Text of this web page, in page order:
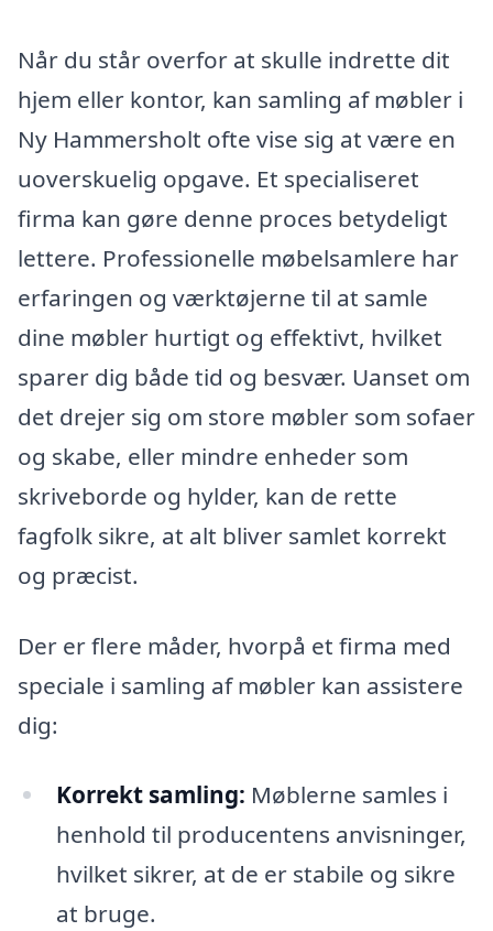
Når du står overfor at skulle indrette dit
hjem eller kontor, kan samling af møbler i
Ny Hammersholt ofte vise sig at være en
uoverskuelig opgave. Et specialiseret
firma kan gøre denne proces betydeligt
lettere. Professionelle møbelsamlere har
erfaringen og værktøjerne til at samle
dine møbler hurtigt og effektivt, hvilket
sparer dig både tid og besvær. Uanset om
det drejer sig om store møbler som sofaer
og skabe, eller mindre enheder som
skriveborde og hylder, kan de rette
fagfolk sikre, at alt bliver samlet korrekt
og præcist.
Der er flere måder, hvorpå et firma med
speciale i samling af møbler kan assistere
dig:
Korrekt samling: Møblerne samles i
henhold til producentens anvisninger,
hvilket sikrer, at de er stabile og sikre
at bruge.